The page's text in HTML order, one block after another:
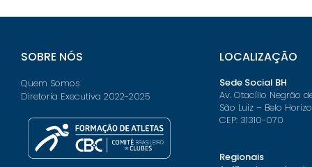
SOBRE NÓS
Quem Somos
Diretoria Executiva 2022-2025
LOCALIZAÇÃO
Sede Social BH
Av. Otacílio Negrão
São Luiz – Belo
CEP: 31310-070
Regionais